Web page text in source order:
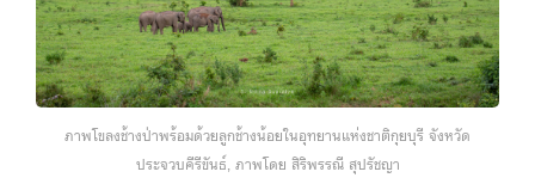
ภาพโขลงช้างป่าพร้อมด้วยลูกช้างน้อยในอุทยานแห่งชาติกุยบุรี จังหวัด
ประจวบคีรีขันธ์, ภาพโดย สิริพรรณี สุปรัชญา